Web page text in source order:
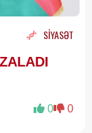
SİYASƏT
0 0